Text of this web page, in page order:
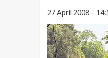
27 April 2008 –